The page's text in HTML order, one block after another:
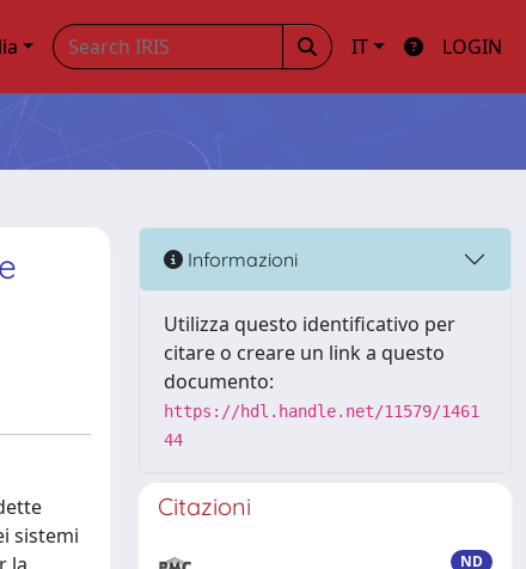
IT LOGIN
sistemi
Informazioni
Utilizza questo identificativo per
citare o creare un link a questo
documento:
https://hdl.handle.net/11579/1461
44
Citazioni
ND